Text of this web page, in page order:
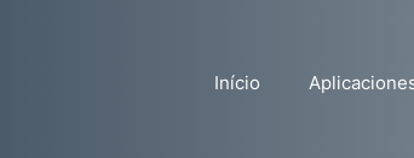
Início